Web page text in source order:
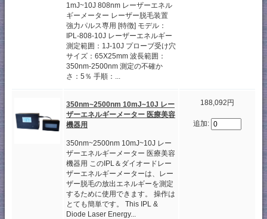
1mJ~10J 808nm レーザーエネル
ギーメーター レーザー脱毛装置
強力パルス専用 [特徴] モデル：
IPL-808-10J レーザーエネルギー
測定範囲：1J-10J プローブ受け穴
サイズ：65X25mm 波長範囲：
350nm-2500nm 測定の不確か
さ：5％ 手順：...
350nm~2500nm 10mJ~10J レー
ザーエネルギーメーター 医療美容
機器用
350nm~2500nm 10mJ~10J レー
ザーエネルギーメーター 医療美容
機器用 このIPL＆ダイオードレー
ザーエネルギーメーターは、レー
ザー脱毛の放出エネルギーを測定
するために使用できます。 操作は
とても簡単です。 This IPL &
Diode Laser Energy...
188,092円
追加: